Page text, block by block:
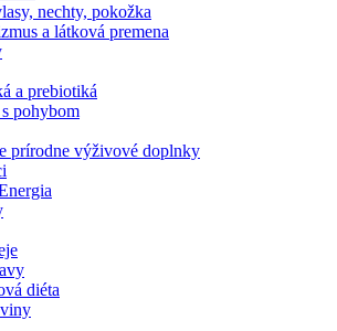
nechty, pokožka
a látková premena
a prebiotiká
pohybom
prírodne výživové doplnky
diéta